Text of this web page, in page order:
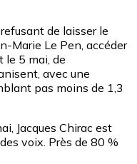
de laisser le
Marie Le Pen, accéder
le 5 mai, de
avec une
pas moins de 1,3
Jacques Chirac est
voix. Près de 80 %